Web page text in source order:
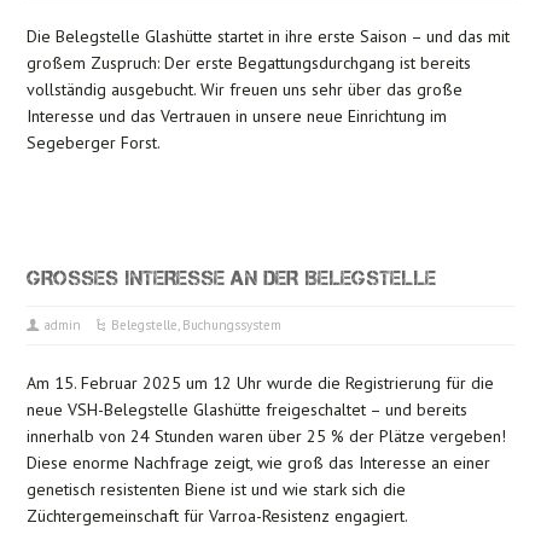
Die Belegstelle Glashütte startet in ihre erste Saison – und das mit
großem Zuspruch: Der erste Begattungsdurchgang ist bereits
vollständig ausgebucht. Wir freuen uns sehr über das große
Interesse und das Vertrauen in unsere neue Einrichtung im
Segeberger Forst.
GROSSES INTERESSE AN DER BELEGSTELLE
admin Belegstelle, Buchungssystem
Am 15. Februar 2025 um 12 Uhr wurde die Registrierung für die
neue VSH-Belegstelle Glashütte freigeschaltet – und bereits
innerhalb von 24 Stunden waren über 25 % der Plätze vergeben!
Diese enorme Nachfrage zeigt, wie groß das Interesse an einer
genetisch resistenten Biene ist und wie stark sich die
Züchtergemeinschaft für Varroa-Resistenz engagiert.